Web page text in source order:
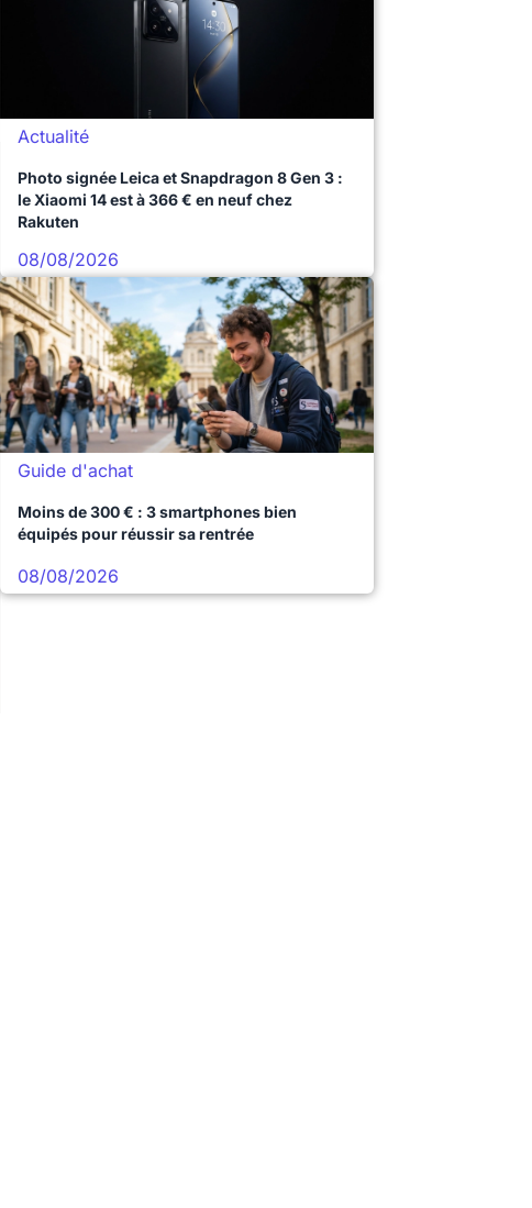
Actualité
Photo signée Leica et Snapdragon 8 Gen 3 :
le Xiaomi 14 est à 366 € en neuf chez
Rakuten
08/08/2026
Guide d'achat
Moins de 300 € : 3 smartphones bien
équipés pour réussir sa rentrée
08/08/2026